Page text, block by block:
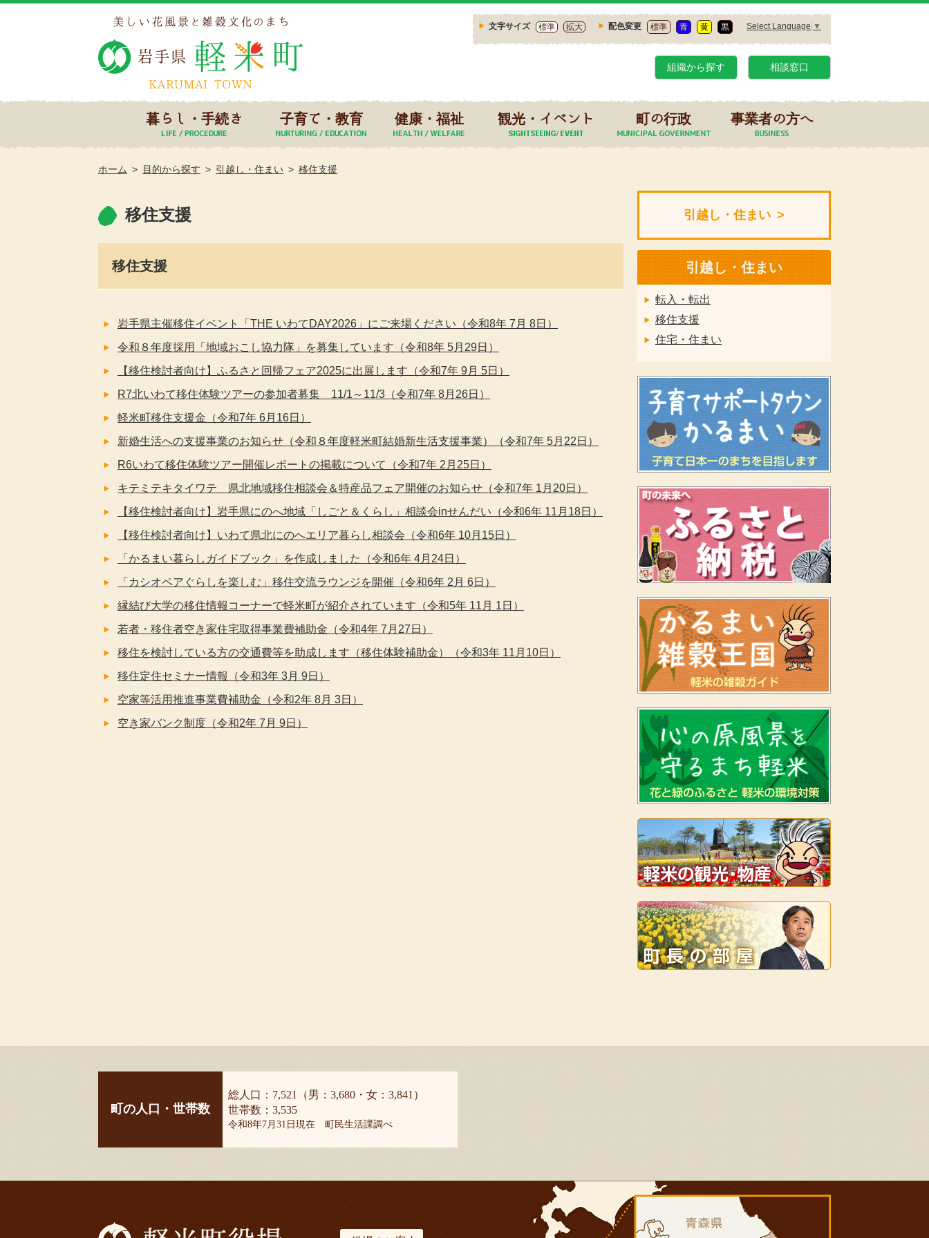
文字サイズ 標準 拡大 配色変更 標準 青 黄 黒 Select Language ▼
組織から探す 相談窓口
暮らし・手続き 子育て・教育 健康・福祉 観光・イベント 町の行政 事業者の方へ
ホーム 目的から探す 引越し・住まい 移住支援
移住支援
移住支援
岩手県主催移住イベント「THE いわてDAY2026」にご来場ください（令和8年 7月 8日）
令和８年度採用「地域おこし協力隊」を募集しています（令和8年 5月29日）
【移住検討者向け】ふるさと回帰フェア2025に出展します（令和7年 9月 5日）
R7北いわて移住体験ツアーの参加者募集 11/1～11/3（令和7年 8月26日）
軽米町移住支援金（令和7年 6月16日）
新婚生活への支援事業のお知らせ（令和８年度軽米町結婚新生活支援事業）（令和7年 5月22日）
R6いわて移住体験ツアー開催レポートの掲載について（令和7年 2月25日）
キテミテキタイワテ 県北地域移住相談会＆特産品フェア開催のお知らせ（令和7年 1月20日）
【移住検討者向け】岩手県にのへ地域「しごと＆くらし」相談会inせんだい（令和6年 11月18日）
【移住検討者向け】いわて県北にのへエリア暮らし相談会（令和6年 10月15日）
「かるまい暮らしガイドブック」を作成しました（令和6年 4月24日）
「カシオペアぐらしを楽しむ」移住交流ラウンジを開催（令和6年 2月 6日）
縁結び大学の移住情報コーナーで軽米町が紹介されています（令和5年 11月 1日）
若者・移住者空き家住宅取得事業費補助金（令和4年 7月27日）
移住を検討している方の交通費等を助成します（移住体験補助金）（令和3年 11月10日）
移住定住セミナー情報（令和3年 3月 9日）
空家等活用推進事業費補助金（令和2年 8月 3日）
空き家バンク制度（令和2年 7月 9日）
引越し・住まい
引越し・住まい
転入・転出
移住支援
住宅・住まい
町の人口・世帯数
総人口：7,521（男：3,680・女：3,841）
世帯数：3,535
令和8年7月31日現在 町民生活課調べ